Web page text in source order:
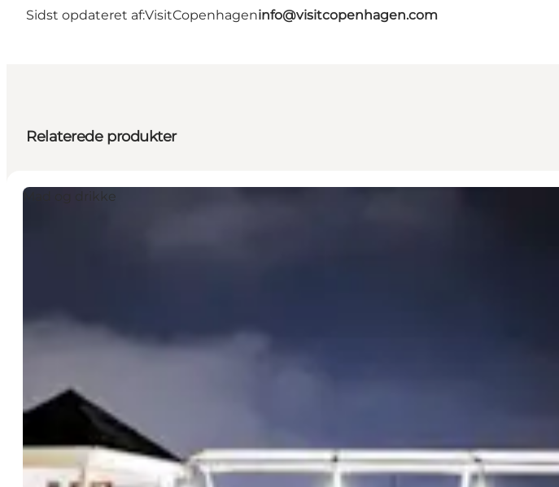
Sidst opdateret af:VisitCopenhageninfo@visitcopenhagen.com
Relaterede produkter
Mad og drikke